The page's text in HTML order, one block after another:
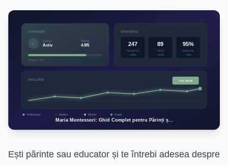
Ești părinte sau educator și te întrebi adesea despre